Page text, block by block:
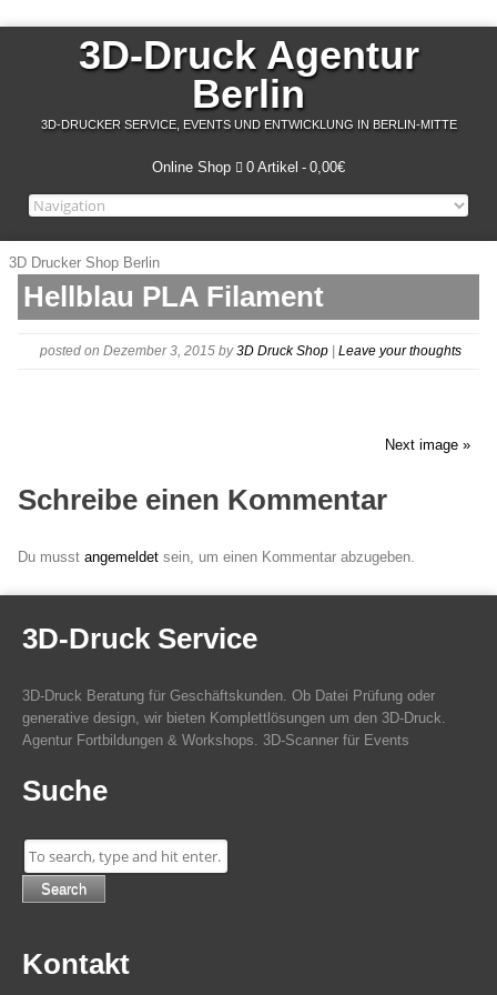
3D-Druck Agentur
Berlin
3D-DRUCKER SERVICE, EVENTS UND ENTWICKLUNG IN BERLIN-MITTE
Online Shop 0 Artikel 0,00€
3D Drucker Shop Berlin
Hellblau PLA Filament
posted on Dezember 3, 2015 by3D Druck Shop Leave your thoughts
Next image »
Schreibe einen Kommentar
Du musst angemeldet sein, um einen Kommentar abzugeben.
3D-Druck Service
3D-Druck Beratung für Geschäftskunden. Ob Datei Prüfung oder
generative design, wir bieten Komplettlösungen um den 3D-Druck.
Agentur Fortbildungen & Workshops. 3D-Scanner für Events
Suche
Search
Kontakt